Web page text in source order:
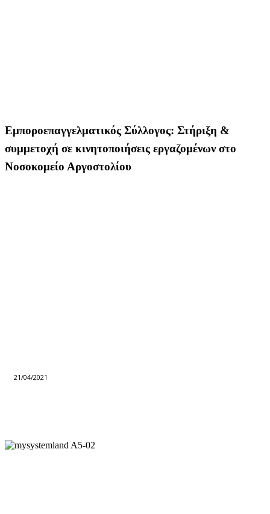
Εμποροεπαγγελματικός Σύλλογος: Στήριξη &
συμμετοχή σε κινητοποιήσεις εργαζομένων στο
Νοσοκομείο Αργοστολίου
21/04/2021